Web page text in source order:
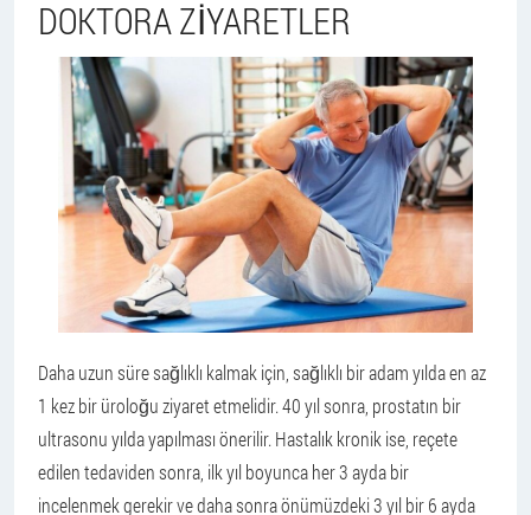
DOKTORA ZIYARETLER
Daha uzun süre sağlıklı kalmak için, sağlıklı bir adam yılda en az
1 kez bir üroloğu ziyaret etmelidir. 40 yıl sonra, prostatın bir
ultrasonu yılda yapılması önerilir. Hastalık kronik ise, reçete
edilen tedaviden sonra, ilk yıl boyunca her 3 ayda bir
incelenmek gerekir ve daha sonra önümüzdeki 3 yıl bir 6 ayda